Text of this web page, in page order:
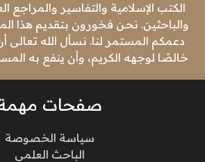
الكتب الإسلامية والتفاسير والمراجع
والباحثين. نحن فخورون بتقديم هذا
دعمكم المستمر لنا. نسأل الله تعالى
خالصًا لوجهه الكريم، وأن ينفع به
صفحات
سياسة الخصوصة
الباحث العلمي